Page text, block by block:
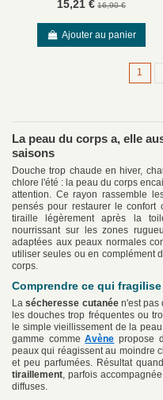
15,21 € 16,90 €
Ajouter au panier
1
La peau du corps a, elle
saisons
Douche trop chaude en hiver,
chlore l'été : la peau du corps
attention. Ce rayon rassemble
pensés pour restaurer le
tiraille légèrement après la
nourrissant sur les zones
adaptées aux peaux normales
utiliser seules ou en complément
corps.
Comprendre ce qui
Lasécheresse cutanéen'est pas
les douches trop fréquentes ou
le simple vieillissement de la
gamme commeAvène propose
peaux qui réagissent au moindre
et peu parfumées. Résultat
tiraillement , parfois
diffuses.